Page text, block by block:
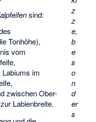
z
z
e,
b
e
s
o
n
d
er
s
sind:
Tonhöhe),
vom
Labiums im
zwischen Ober-
Labienbreite.